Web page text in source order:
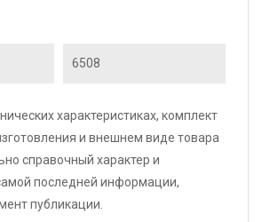
6508
характеристиках, комплект
и внешнем виде товара
справочный характер и
последней информации,
публикации.